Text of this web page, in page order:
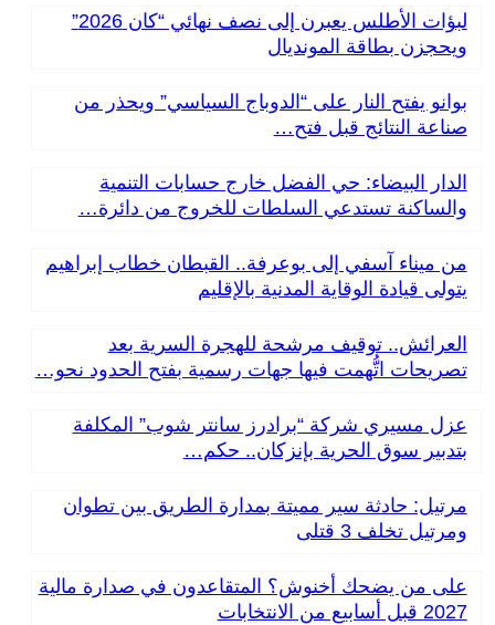
لبؤات الأطلس يعبرن إلى نصف نهائي “كان 2026”
ويحجزن بطاقة المونديال
بوانو يفتح النار على “الدوباج السياسي” ويحذر من
صناعة النتائج قبل فتح…
الدار البيضاء: حي الفضل خارج حسابات التنمية
والساكنة تستدعي السلطات للخروج من دائرة…
من ميناء آسفي إلى بوعرفة.. القبطان خطاب إبراهيم
يتولى قيادة الوقاية المدنية بالإقليم
العرائش.. توقيف مرشحة للهجرة السرية بعد
تصريحات اتُّهمت فيها جهات رسمية بفتح الحدود نحو…
عزل مسيري شركة “برادرز سانتر شوب” المكلفة
بتدبير سوق الحرية بإنزكان.. حكم…
مرتيل: حادثة سير مميتة بمدارة الطريق بين تطوان
ومرتيل تخلف 3 قتلى
على من يضحك أخنوش؟ المتقاعدون في صدارة مالية
2027 قبل أسابيع من الانتخابات